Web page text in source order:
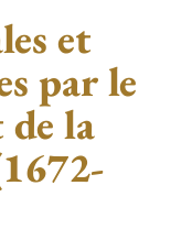
et
par le
de la